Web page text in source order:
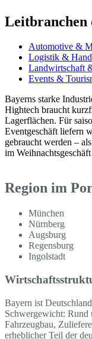
Leitbranchen
Automotive &
Logistik &
Landwirtschaft
Events &
Bayerns starke
Hightech braucht
Lagerflächen. Für
Eventgeschäft liefern
gebraucht werden –
im
Region im
München
Nürnberg
Augsburg
Regensburg
Ingolstadt
Bayern ist
Schwergewicht: Rund
Fahrzeugbau,
erheblicher Teil der